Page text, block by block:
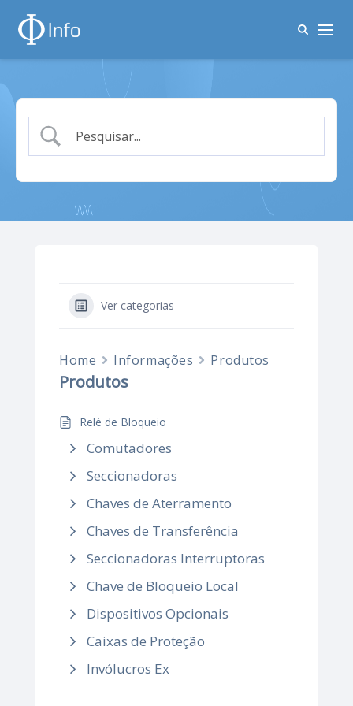
Ver categorias
Home Informações Produtos
Produtos
Relé de Bloqueio
Comutadores
Seccionadoras
Chaves de Aterramento
Chaves de Transferência
Seccionadoras Interruptoras
Chave de Bloqueio Local
Dispositivos Opcionais
Caixas de Proteção
Invólucros Ex